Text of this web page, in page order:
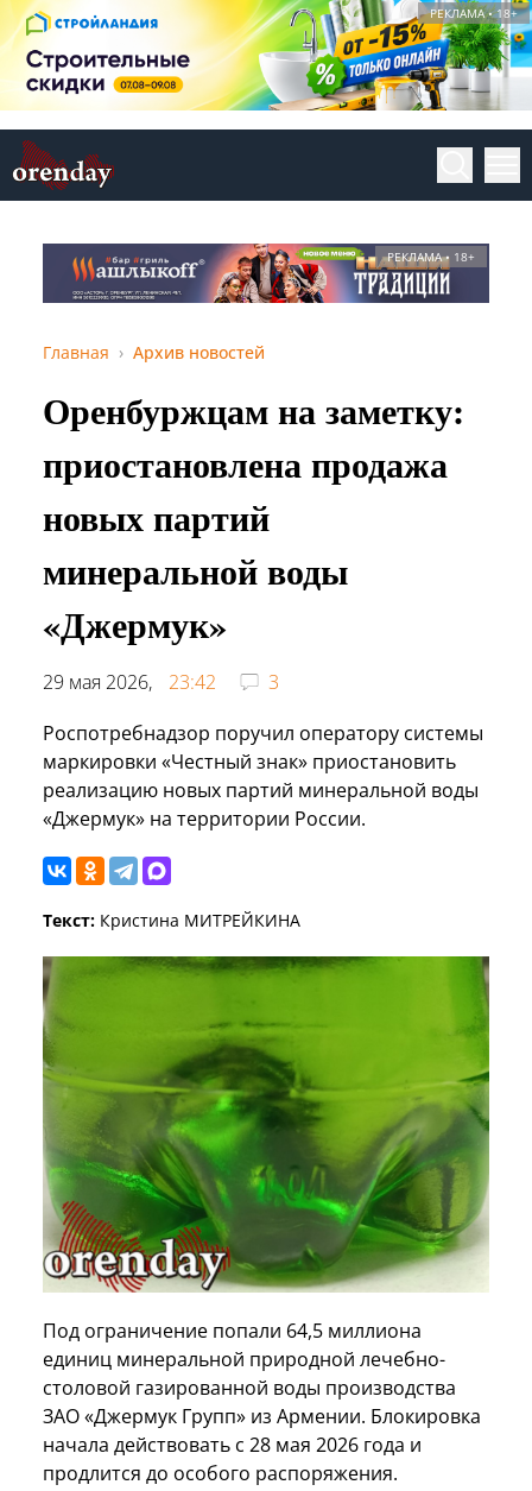
РЕКЛАМА • 18+
РЕКЛАМА • 18+
Главная Архив новостей
Оренбуржцам на заметку:
приостановлена продажа
новых партий
минеральной воды
«Джермук»
29 мая 2026, 23:42
3
Роспотребнадзор поручил оператору системы
маркировки «Честный знак» приостановить
реализацию новых партий минеральной воды
«Джермук» на территории России.
Текст: Кристина МИТРЕЙКИНА
Под ограничение попали 64,5 миллиона
единиц минеральной природной лечебно-
столовой газированной воды производства
ЗАО «Джермук Групп» из Армении. Блокировка
начала действовать с 28 мая 2026 года и
продлится до особого распоряжения.